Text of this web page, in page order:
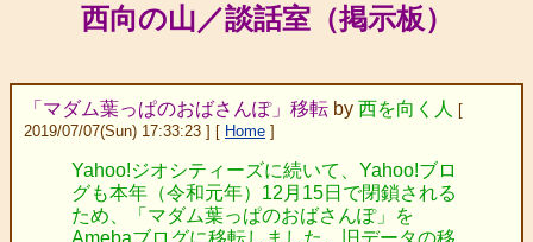
西向の山／談話室（掲示板）
「マダム葉っぱのおばさんぽ」移転 by 西を向く人
[
2019/07/07(Sun) 17:33:23 ] [ Home ]
Yahoo!ジオシティーズに続いて、Yahoo!ブロ
グも本年（令和元年）12月15日で閉鎖される
ため、「マダム葉っぱのおばさんぽ」を
Amebaブログに移転しました。旧データの移